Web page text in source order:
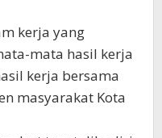
kerja yang
mata hasil kerja
kerja bersama
masyarakat Kota